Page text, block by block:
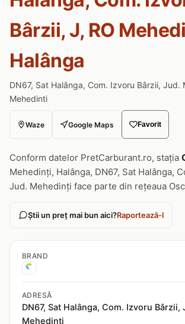
Bârzii, J, RO
Halânga
DN67, Sat Halânga, Com. Izvoru Bârzii, Jud.
Mehedinti
Waze Google Maps Favorit
Conform datelor PretCarburant.ro, stația
Mehedinți, Halânga, DN67, Sat Halânga,
Jud. Mehedinți face parte din rețeaua
Știi un preț mai bun aici?Raportează-l
BRAND
ADRESĂ
DN67, Sat Halânga, Com. Izvoru Bârzii,
Mehedinți